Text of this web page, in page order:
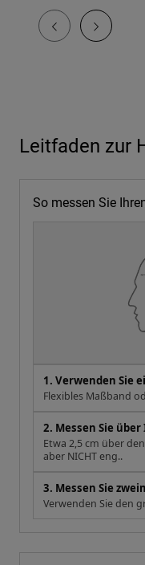
Leitfaden zur
So messen Sie
1. Verwenden Sie
Flexibles Maßband
2. Messen Sie
Etwa 2,5 cm über
aber NICHT eng..
3. Messen Sie
Verwenden Sie den